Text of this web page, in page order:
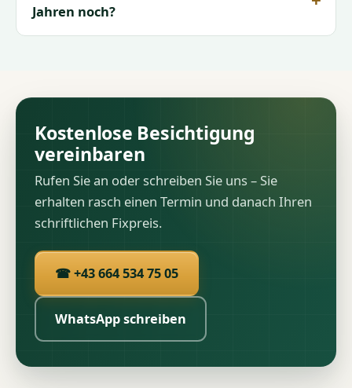
Jahren noch?
Kostenlose Besichtigung
vereinbaren
Rufen Sie an oder schreiben Sie uns – Sie
erhalten rasch einen Termin und danach Ihren
schriftlichen Fixpreis.
☎ +43 664 534 75 05
WhatsApp schreiben